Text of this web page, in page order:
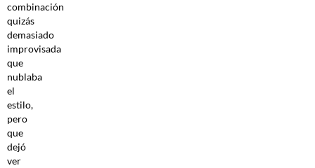
combinación
quizás
demasiado
improvisada
que
nublaba
el
estilo,
pero
que
dejó
ver